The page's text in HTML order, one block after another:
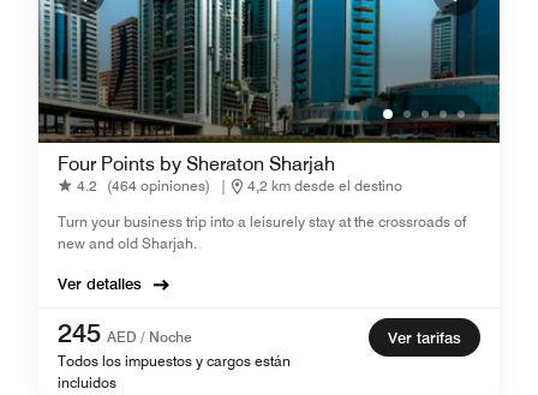
Four Points by Sheraton Sharjah
4.2 (464 opiniones) |
4,2 km desde el destino
Turn your business trip into a leisurely stay at the crossroads of
new and old Sharjah.
Ver detalles
245 AED / Noche
Todos los impuestos y cargos están
incluidos
Ver tarifas